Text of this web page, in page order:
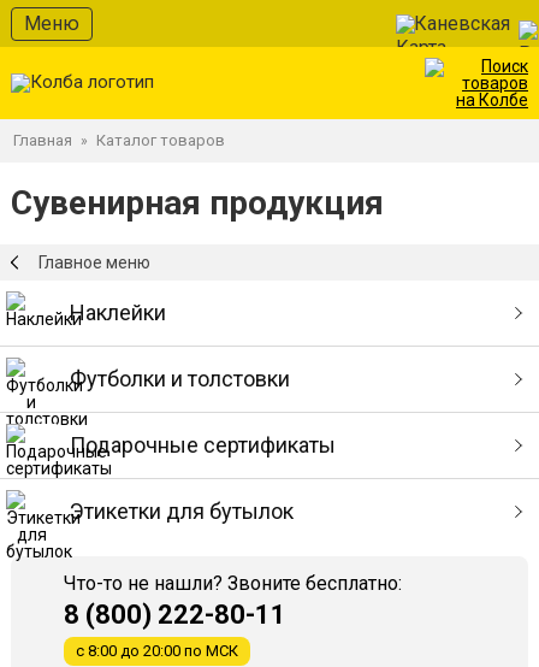
Меню Каневская
Главная » Каталог товаров
Сувенирная продукция
Главное меню
Наклейки
Футболки и толстовки
Подарочные сертификаты
Этикетки для бутылок
Что-то не нашли? Звоните бесплатно:
8 (800) 222-80-11
с 8:00 до 20:00 по МСК